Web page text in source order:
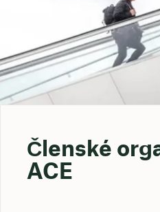
Členské
ACE